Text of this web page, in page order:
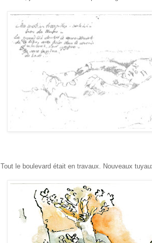
Tout le boulevard était en travaux. Nouveaux